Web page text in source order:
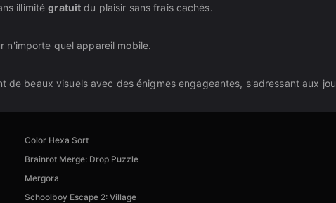
illimitégratuit du plaisir sans frais cachés.
n'importe quel appareil mobile.
de beaux visuels avec des énigmes engageantes, s'adressant aux
Color Hexa Sort
Brainrot Merge: Drop Puzzle
Mergora
Schoolboy Escape 2: Village